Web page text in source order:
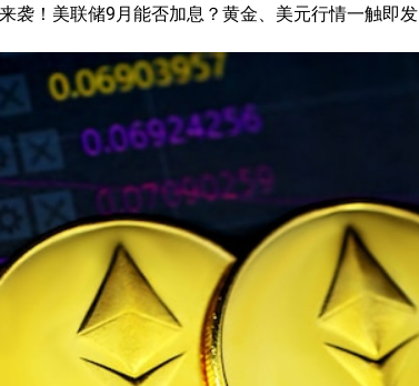
袭！美联储9月能否加息？黄金、美元行情一触即发